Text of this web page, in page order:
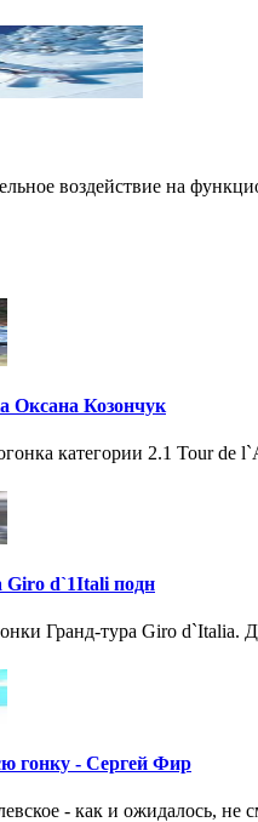
воздействие на
Оксана Козончук
категории 2.1 Tour de
Giro d`1Itali подн
Гранд-тура Giro
гонку - Сергей Фир
- как и ожидалось, не